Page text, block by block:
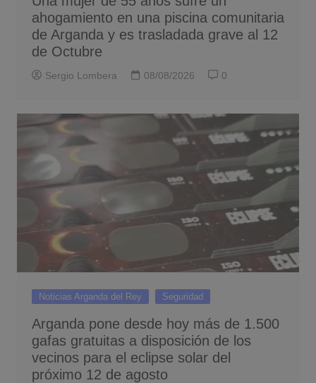
ahogamiento en una piscina comunitaria
de Arganda y es trasladada grave al 12
de Octubre
Sergio Lombera 08/08/2026 0
Noticias Arganda del Rey Seguridad
Arganda pone desde hoy más de 1.500
gafas gratuitas a disposición de los
vecinos para el eclipse solar del
próximo 12 de agosto